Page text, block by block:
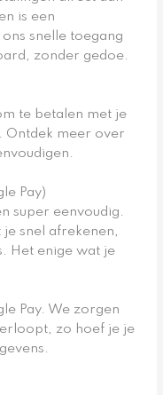
is een
snelle toegang
zonder gedoe.
te betalen met je
Ontdek meer over
Pay)
super eenvoudig.
je snel afrekenen,
Het enige wat je
Pay. We zorgen
zo hoef je je